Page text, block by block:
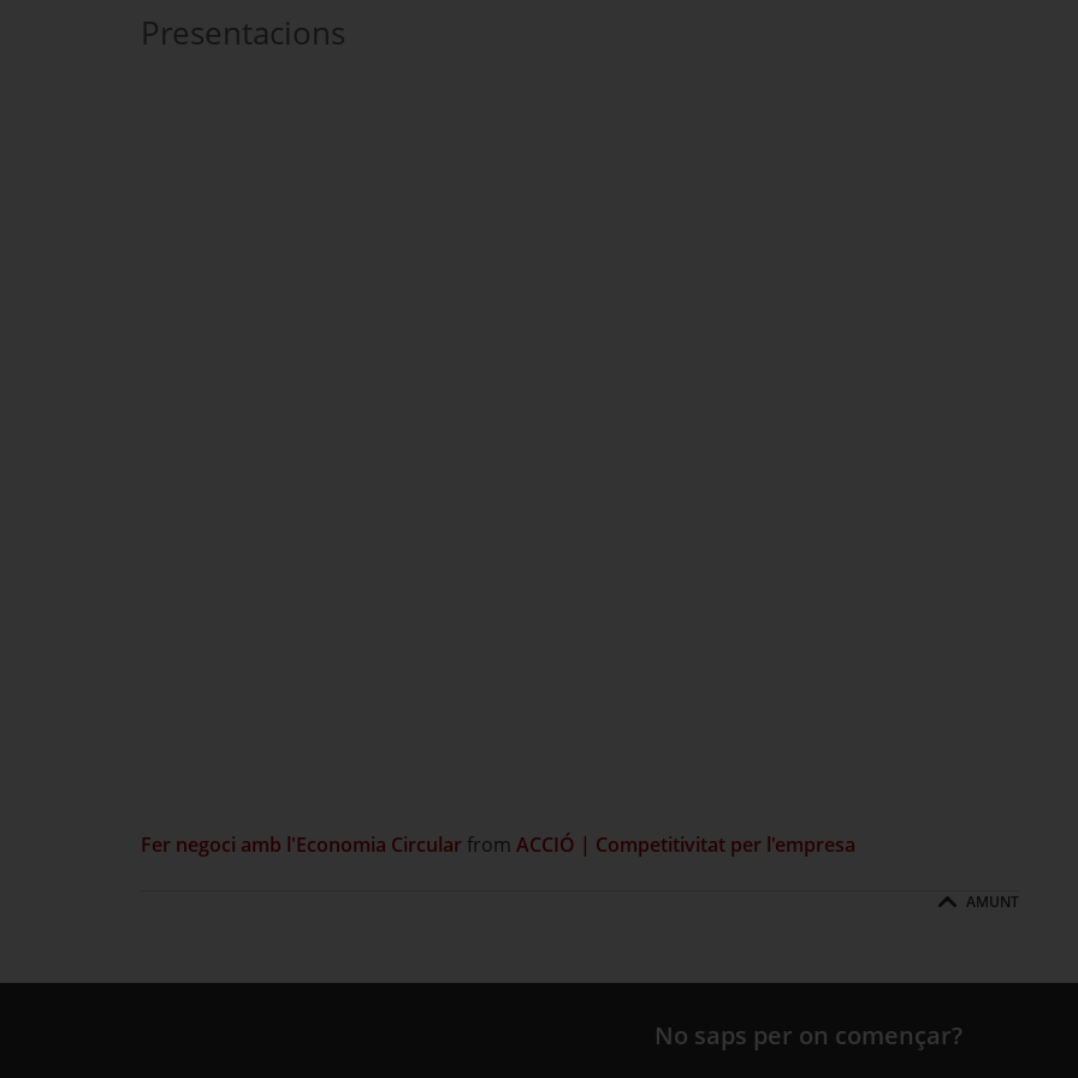
Presentacions
Fer negoci amb l'Economia Circular from ACCIÓ | Competitivitat per l'empresa
AMUNT
No saps per on començar?